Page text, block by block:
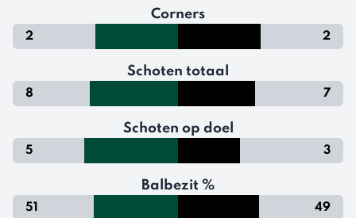
Corners
2 2
Schoten totaal
8 7
Schoten op doel
5 3
Balbezit %
51 49